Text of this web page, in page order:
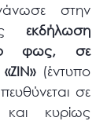
στην
εκδήλωση
φως, σε
(έντυπο
σε
και κυρίως